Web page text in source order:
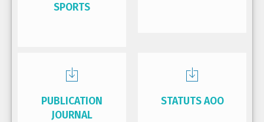
SPORTS
PUBLICATION
JOURNAL
STATUTS AOO